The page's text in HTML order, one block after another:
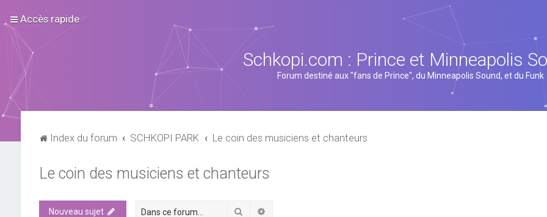
Accès rapide
Schkopi.com : Prince et Minneapolis
Forum destiné aux "fans de Prince", du Minneapolis Sound, et du Funk
Index du forum SCHKOPI PARK Le coin des musiciens et chanteurs
Le coin des musiciens et chanteurs
Nouveau sujet Rechercher